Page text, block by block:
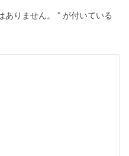
りません。 * が付いている